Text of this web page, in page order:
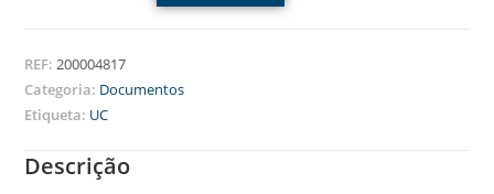
REF:200004817
Categoria: Documentos
Etiqueta: UC
Descrição